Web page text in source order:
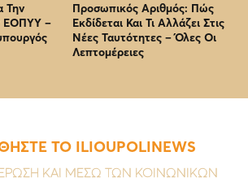
Την
EOΠΥΥ –
Προσωπικός Αριθμός: Πώς
Εκδίδεται Και Τι Αλλάζει Στις
Νέες Ταυτότητες – Όλες Οι
Λεπτομέρειες
ΤΟ ILIOUPOLINEWS
ΚΑΙ ΜΕΣΩ ΤΩΝ ΚΟΙΝΩΝΙΚΩΝ